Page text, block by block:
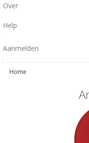
Over
Help
Aanmelden
Home